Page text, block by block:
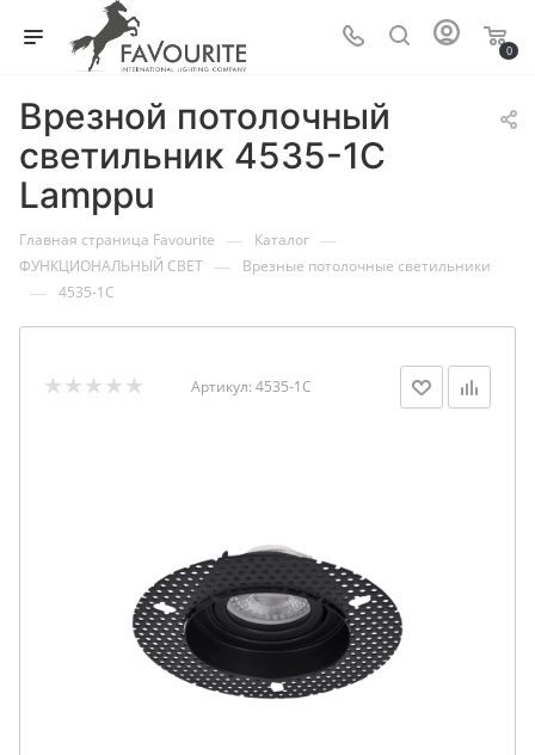
0
Врезной потолочный
светильник 4535-1C
Lamppu
Главная страница Favourite — Каталог —
ФУНКЦИОНАЛЬНЫЙ СВЕТ — Врезные потолочные светильники
— 4535-1C
Артикул: 4535-1C